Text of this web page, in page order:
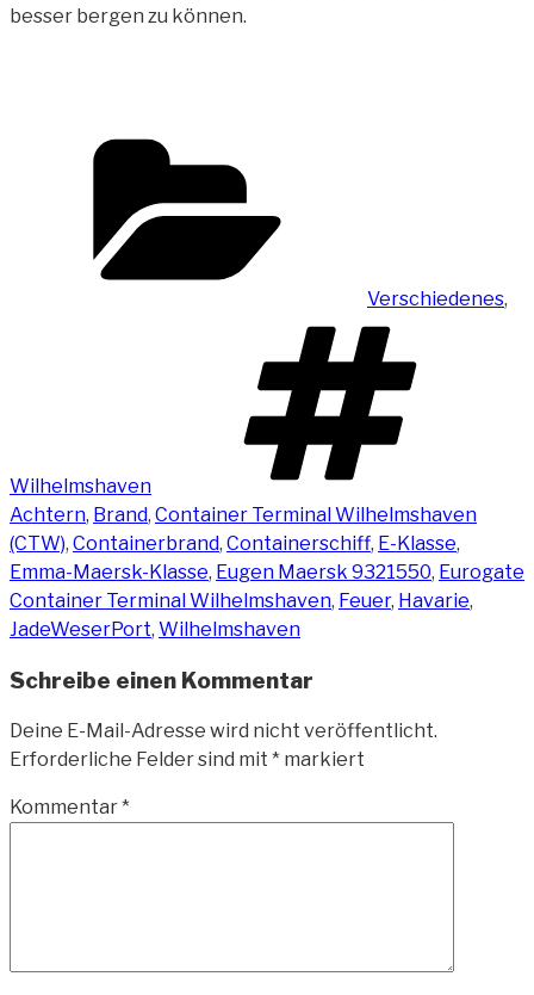
besser bergen zu können.
Verschiedenes,
Wilhelmshaven
Achtern, Brand, Container Terminal Wilhelmshaven
(CTW), Containerbrand, Containerschiff, E-Klasse,
Emma-Maersk-Klasse, Eugen Maersk 9321550, Eurogate
Container Terminal Wilhelmshaven, Feuer, Havarie,
JadeWeserPort, Wilhelmshaven
Schreibe einen Kommentar
Deine E-Mail-Adresse wird nicht veröffentlicht.
Erforderliche Felder sind mit * markiert
Kommentar*